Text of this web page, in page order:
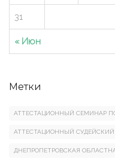
« Июн
31
Метки
АТТЕСТАЦИОННЫЙ СЕМИНАР
АТТЕСТАЦИОННЫЙ
ДНЕПРОПЕТРОВСКАЯ